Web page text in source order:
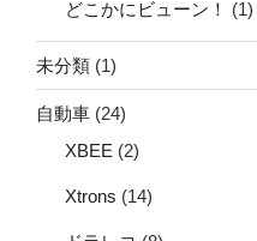
どこかにビューン！ (1)
未分類 (1)
自動車 (24)
XBEE (2)
Xtrons (14)